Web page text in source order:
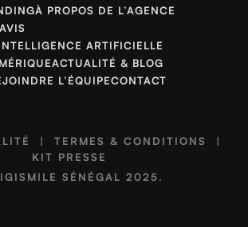
À PROPOS DE L’AGENCE
ARTIFICIELLE
ACTUALITÉ & BLOG
L’ÉQUIPECONTACT
| TERMES & CONDITIONS
|
KIT PRESSE
SÉNÉGAL 2025.